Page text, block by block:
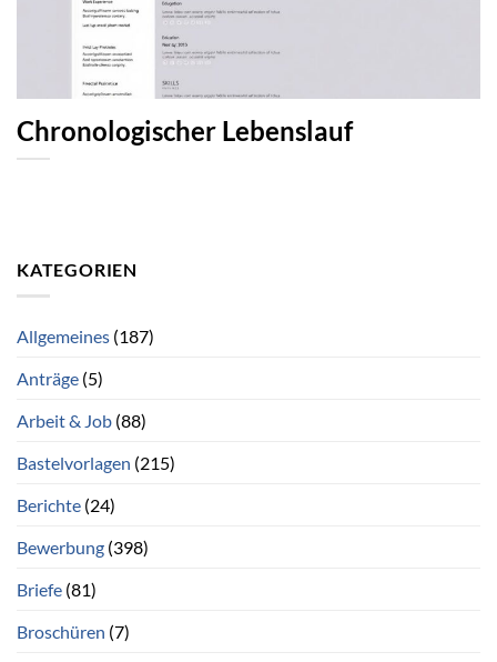
Chronologischer Lebenslauf
KATEGORIEN
Allgemeines (187)
Anträge (5)
Arbeit & Job (88)
Bastelvorlagen (215)
Berichte (24)
Bewerbung (398)
Briefe (81)
Broschüren (7)